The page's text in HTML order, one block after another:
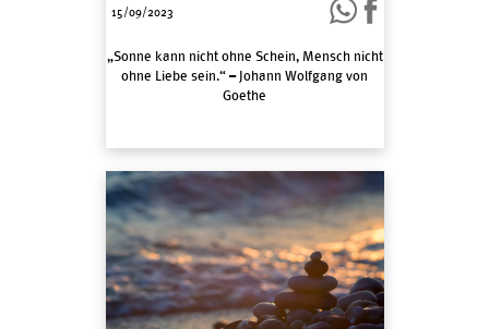
15/09/2023
„Sonne kann nicht ohne Schein, Mensch nicht
ohne Liebe sein.“ – Johann Wolfgang von
Goethe